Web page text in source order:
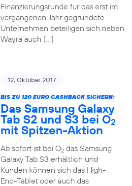
Finanzierungsrunde für das erst im
vergangenen Jahr gegründete
Unternehmen beteiligen sich neben
Wayra auch […]
12. Oktober 2017
BIS ZU 120 EURO CASHBACK SICHERN:
Das Samsung Galaxy
Tab S2 und S3 bei O2
mit Spitzen-Aktion
Ab sofort ist bei O2das Samsung
Galaxy Tab S3 erhältlich und
Kunden können sich das High-
End-Tablet oder auch das